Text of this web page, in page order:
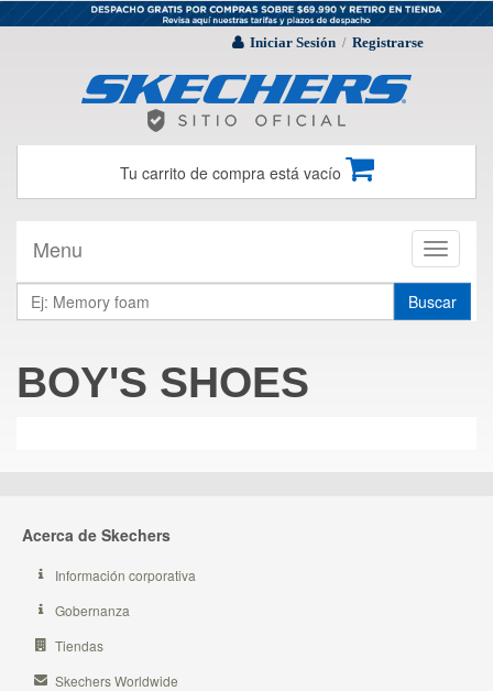
Iniciar Sesión / Registrarse
Tu carrito de compra está vacío
Toggle
Menu
Buscar
BOY'S SHOES
Acerca de Skechers
Información corporativa
Gobernanza
Tiendas
Skechers Worldwide